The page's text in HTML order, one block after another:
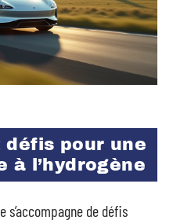
pour une
à l’hydrogène
s’accompagne de défis